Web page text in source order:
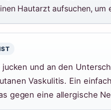
Hautarzt aufsuchen, um
und an den
Vaskulitis. Ein
gegen eine allergische